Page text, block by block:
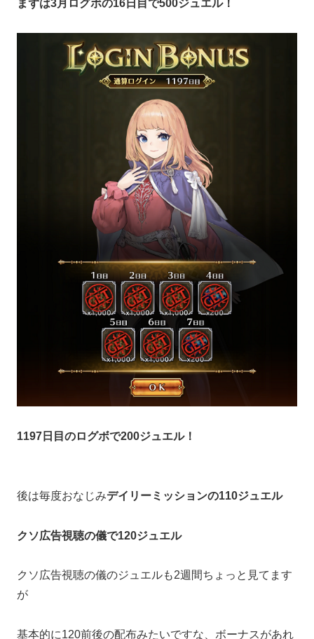
まずは3月ログボの16日目で500ジュエル！
1197日目のログボで200ジュエル！
後は毎度おなじみデイリーミッションの110ジュエル
クソ広告視聴の儀で120ジュエル
クソ広告視聴の儀のジュエルも2週間ちょっと見てます
が
基本的に120前後の配布みたいですな、ボーナスがあれ